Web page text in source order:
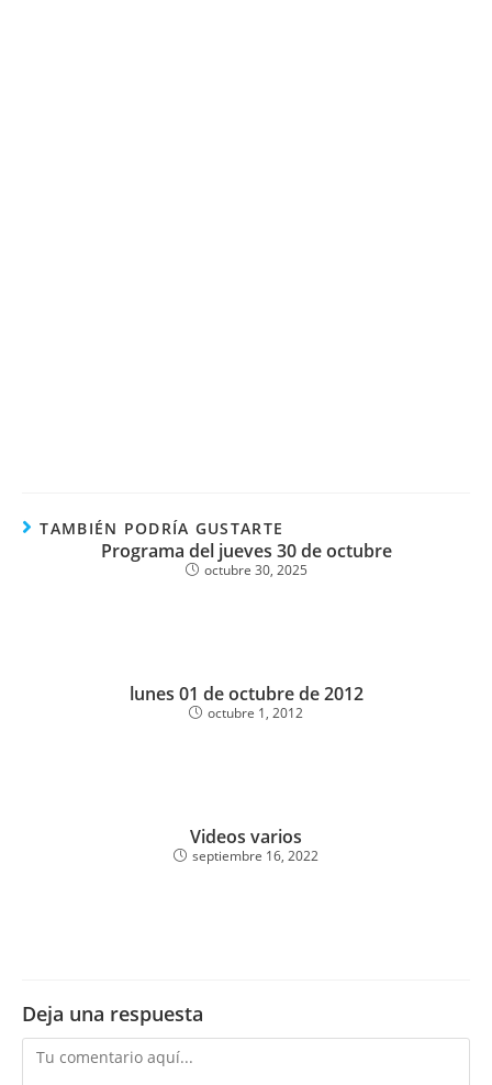
TAMBIÉN PODRÍA GUSTARTE
Programa del jueves 30 de octubre
octubre 30, 2025
lunes 01 de octubre de 2012
octubre 1, 2012
Videos varios
septiembre 16, 2022
Deja una respuesta
Comentario